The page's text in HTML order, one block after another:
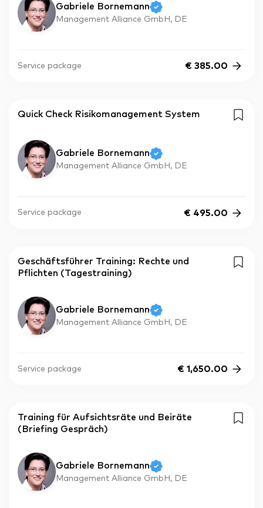
Gabriele Bornemann
Management Alliance GmbH, DE
Service package € 385.00
Quick Check Risikomanagement System
Gabriele Bornemann
Management Alliance GmbH, DE
Service package € 495.00
Geschäftsführer Training: Rechte und
Pflichten (Tagestraining)
Gabriele Bornemann
Management Alliance GmbH, DE
Service package € 1,650.00
Training für Aufsichtsräte und Beiräte
(Briefing Gespräch)
Gabriele Bornemann
Management Alliance GmbH, DE